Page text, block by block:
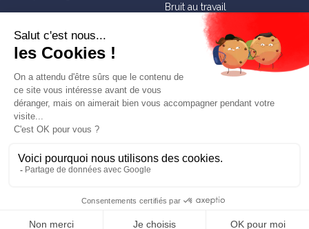
Bruit au travail
Sensibilisation
Services
Tester nos solutions
Faire un devis
Demande de fiche technique
Informations
Mentions légales
Newsletter